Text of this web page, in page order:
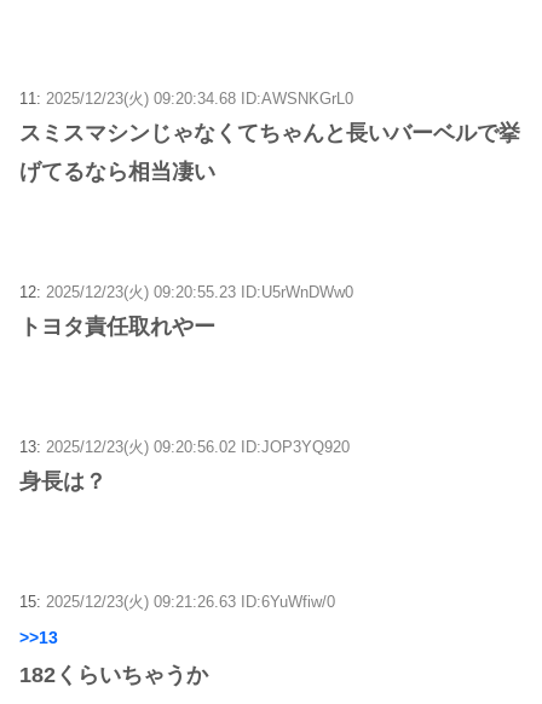
11: 2025/12/23(火) 09:20:34.68 ID:AWSNKGrL0
スミスマシンじゃなくてちゃんと長いバーベルで挙
げてるなら相当凄い
12: 2025/12/23(火) 09:20:55.23 ID:U5rWnDWw0
トヨタ責任取れやー
13: 2025/12/23(火) 09:20:56.02 ID:JOP3YQ920
身長は？
15: 2025/12/23(火) 09:21:26.63 ID:6YuWfiw/0
>>13
182くらいちゃうか